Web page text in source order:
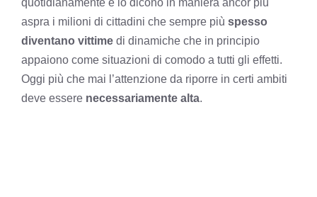
quotidianamente e lo dicono in maniera ancor più
aspra i milioni di cittadini che sempre più spesso
diventano vittime di dinamiche che in principio
appaiono come situazioni di comodo a tutti gli effetti.
Oggi più che mai l’attenzione da riporre in certi ambiti
deve essere necessariamente alta.